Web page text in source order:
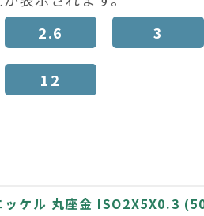
2.6 3
12
ッケル 丸座金 ISO2X5X0.3